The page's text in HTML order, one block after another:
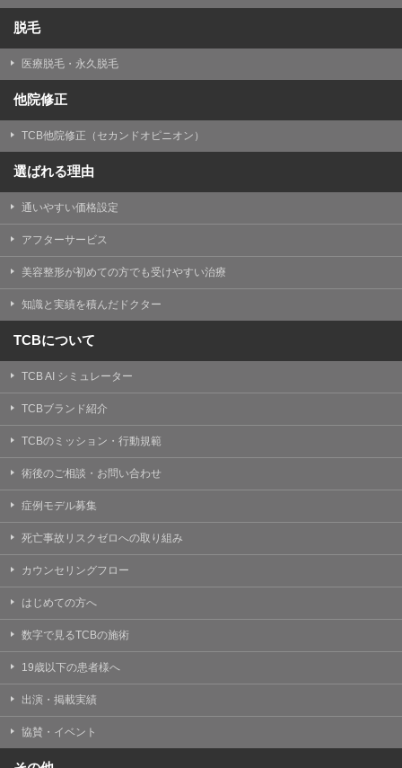
脱毛
医療脱毛・永久脱毛
他院修正
TCB他院修正（セカンドオピニオン）
選ばれる理由
通いやすい価格設定
アフターサービス
美容整形が初めての方でも受けやすい治療
知識と実績を積んだドクター
TCBについて
TCB AI シミュレーター
TCBブランド紹介
TCBのミッション・行動規範
術後のご相談・お問い合わせ
症例モデル募集
死亡事故リスクゼロへの取り組み
カウンセリングフロー
はじめての方へ
数字で見るTCBの施術
19歳以下の患者様へ
出演・掲載実績
協賛・イベント